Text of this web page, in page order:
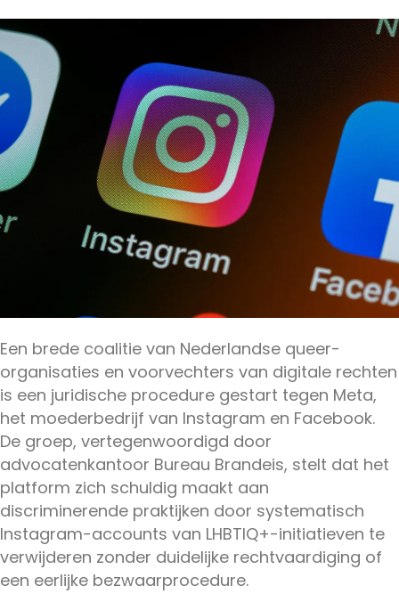
Een brede coalitie van Nederlandse queer-
organisaties en voorvechters van digitale rechten
is een juridische procedure gestart tegen Meta,
het moederbedrijf van Instagram en Facebook.
De groep, vertegenwoordigd door
advocatenkantoor Bureau Brandeis, stelt dat het
platform zich schuldig maakt aan
discriminerende praktijken door systematisch
Instagram-accounts van LHBTIQ+-initiatieven te
verwijderen zonder duidelijke rechtvaardiging of
een eerlijke bezwaarprocedure.